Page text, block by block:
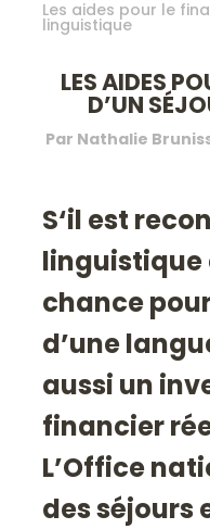
Les aides pour le
linguistique
LES AIDES
D’UN
Par Nathalie
S‘il est
linguistique
chance
d’une
aussi un
financier
L’Office
des séjours